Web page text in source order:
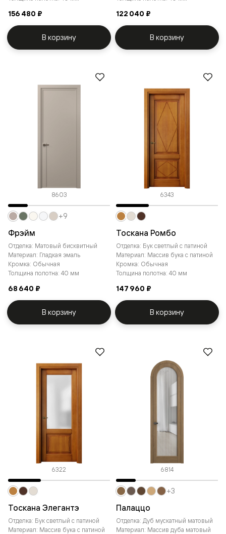
156 480 ₽
В корзину
122 040 ₽
В корзину
8603
Фрэйм
Отделка: Матовый бисквитный
Материал: Гладкая эмаль
Кромка: Обычная
Толщина полотна: 40 мм
68 640 ₽
+9
В корзину
6343
Тоскана Ромбо
Отделка: Бук светлый с патиной
Материал: Массив бука с патиной
Кромка: Обычная
Толщина полотна: 40 мм
147 960 ₽
В корзину
6322
Тоскана Элегантэ
Отделка: Бук светлый с патиной
Материал: Массив бука с патиной
6814
Палаццо
Отделка: Дуб мускатный матовый
Материал: Массив дуба матовый
+3